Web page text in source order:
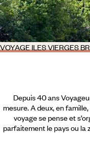
VOYAGE ILES VIERGES
Depuis 40 ans
mesure. A deux, en
voyage se pense et
parfaitement le pays ou la